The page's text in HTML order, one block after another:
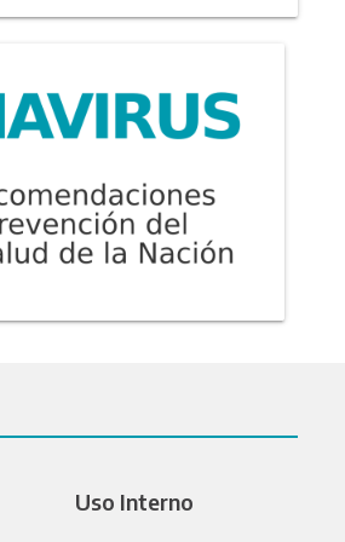
Uso Interno